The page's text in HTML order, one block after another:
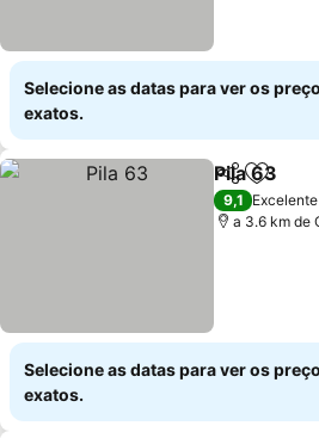
Selecione as datas para ver os
exatos.
Partilhar
Pila 63
9,1 Excelente
a 3.6 km de
Selecione as datas para ver os
exatos.